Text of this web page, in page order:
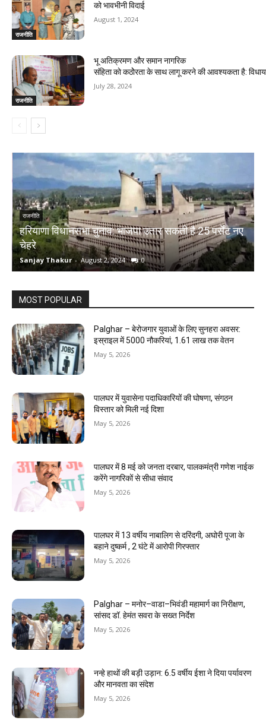
राजनीति
को भावभीनी विदाई
August 1, 2024
राजनीति
भू अतिक्रमण और समान नागरिक
संहिता काे कठाेेरता के साथ लागू करने की आवश्यकता है:
July 28, 2024
राजनीति
हरियाणा विधानसभा चुनाव: भाजपा उतार सकती है 25 पर्सेंट नए
चेहरे
Sanjay Thakur - August 2, 2024 0
MOST POPULAR
Palghar – बेरोजगार युवाओं के लिए सुनहरा अवसर:
इस्राइल में 5000 नौकरियां, ₹1.61 लाख तक वेतन
May 5, 2026
पालघर में युवासेना पदाधिकारियों की घोषणा, संगठन
विस्तार को मिली नई दिशा
May 5, 2026
पालघर में 8 मई को जनता दरबार, पालकमंत्री गणेश नाईक
करेंगे नागरिकों से सीधा संवाद
May 5, 2026
पालघर में 13 वर्षीय नाबालिग से दरिंदगी, अघोरी पूजा के
बहाने दुष्कर्म , 2 घंटे में आरोपी गिरफ्तार
May 5, 2026
Palghar – मनोर–वाडा–भिवंडी महामार्ग का निरीक्षण,
सांसद डॉ. हेमंत सवरा के सख्त निर्देश
May 5, 2026
नन्हे हाथों की बड़ी उड़ान: 6.5 वर्षीय ईशा ने दिया पर्यावरण
और मानवता का संदेश
May 5, 2026